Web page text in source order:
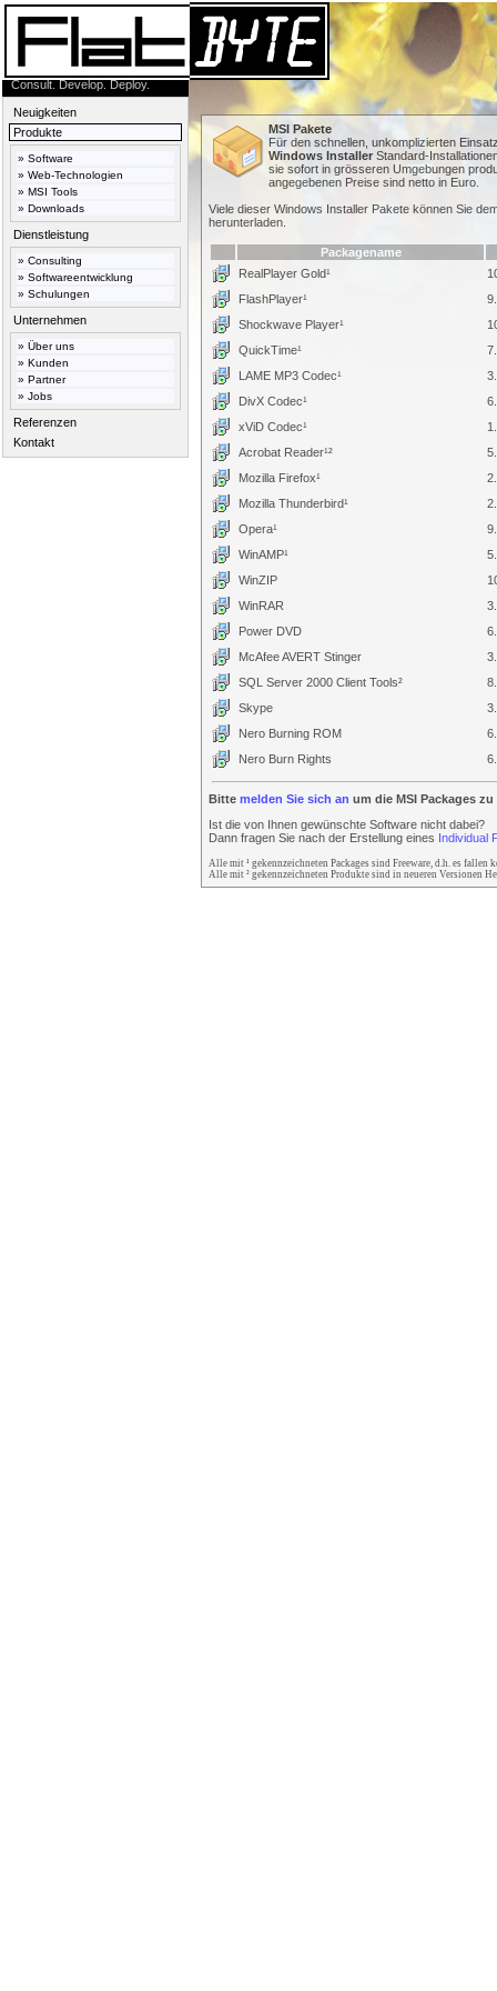
Consult. Develop. Deploy.
Neuigkeiten
Produkte
» Software
» Web-Technologien
» MSI Tools
» Downloads
Dienstleistung
» Consulting
» Softwareentwicklung
» Schulungen
Unternehmen
» Über uns
» Kunden
» Partner
» Jobs
Referenzen
Kontakt
MSI Pakete
Für den schnellen, unkomplizierten
Windows Installer Standard-
sie sofort in grösseren Umgebungen
angegebenen Preise sind netto in Euro.
Viele dieser Windows Installer Pakete können Sie
herunterladen.
Packagename
RealPlayer Gold¹
FlashPlayer¹
Shockwave Player¹
QuickTime¹
LAME MP3 Codec¹
DivX Codec¹
xViD Codec¹
Acrobat Reader¹²
Mozilla Firefox¹
Mozilla Thunderbird¹
Opera¹
WinAMP¹
WinZIP
WinRAR
Power DVD
McAfee AVERT Stinger
SQL Server 2000 Client Tools²
Skype
Nero Burning ROM
Nero Burn Rights
Bitte melden Sie sich an um die MSI Packages
Ist die von Ihnen gewünschte Software nicht dabei?
Dann fragen Sie nach der Erstellung eines Individual
Alle mit ¹ gekennzeichneten Packages sind Freeware, d.h. es
Alle mit ² gekennzeichneten Produkte sind in neueren Versionen